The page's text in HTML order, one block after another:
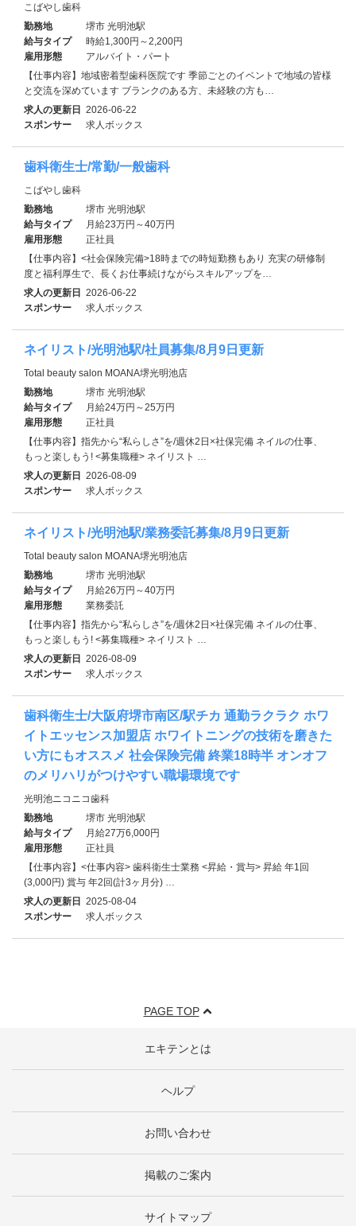
こばやし歯科
勤務地
堺市 光明池駅
給与タイプ
時給1,300円～2,200円
雇用形態
アルバイト・パート
【仕事内容】地域密着型歯科医院です 季節ごとのイベントで地域の皆様
と交流を深めています ブランクのある方、未経験の方も…
求人の更新日 2026-06-22
スポンサー
求人ボックス
歯科衛生士/常勤/一般歯科
こばやし歯科
勤務地
堺市 光明池駅
給与タイプ
月給23万円～40万円
雇用形態
正社員
【仕事内容】<社会保険完備>18時までの時短勤務もあり 充実の研修制
度と福利厚生で、長くお仕事続けながらスキルアップを…
求人の更新日 2026-06-22
スポンサー
求人ボックス
ネイリスト/光明池駅/社員募集/8月9日更新
Total beauty salon MOANA堺光明池店
勤務地
堺市 光明池駅
給与タイプ
月給24万円～25万円
雇用形態
正社員
【仕事内容】指先から“私らしさ”を/週休2日×社保完備 ネイルの仕事、
もっと楽しもう! <募集職種> ネイリスト …
求人の更新日 2026-08-09
スポンサー
求人ボックス
ネイリスト/光明池駅/業務委託募集/8月9日更新
Total beauty salon MOANA堺光明池店
勤務地
堺市 光明池駅
給与タイプ
月給26万円～40万円
雇用形態
業務委託
【仕事内容】指先から“私らしさ”を/週休2日×社保完備 ネイルの仕事、
もっと楽しもう! <募集職種> ネイリスト …
求人の更新日 2026-08-09
スポンサー
求人ボックス
歯科衛生士/大阪府堺市南区/駅チカ 通勤ラクラク ホワ
イトエッセンス加盟店 ホワイトニングの技術を磨きた
い方にもオススメ 社会保険完備 終業18時半 オンオフ
のメリハリがつけやすい職場環境です
光明池ニコニコ歯科
勤務地
堺市 光明池駅
給与タイプ
月給27万6,000円
雇用形態
正社員
【仕事内容】<仕事内容> 歯科衛生士業務 <昇給・賞与> 昇給 年1回
(3,000円) 賞与 年2回(計3ヶ月分) …
求人の更新日 2025-08-04
スポンサー
求人ボックス
PAGE TOP
エキテンとは
ヘルプ
お問い合わせ
掲載のご案内
サイトマップ